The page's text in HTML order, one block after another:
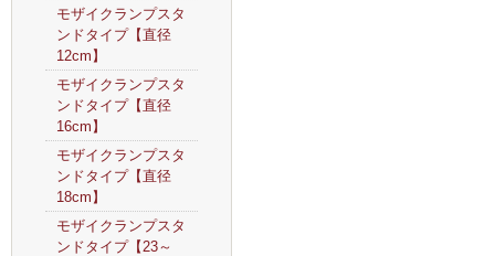
モザイクランプスタ
ンドタイプ【直径
12cm】
モザイクランプスタ
ンドタイプ【直径
16cm】
モザイクランプスタ
ンドタイプ【直径
18cm】
モザイクランプスタ
ンドタイプ【23～